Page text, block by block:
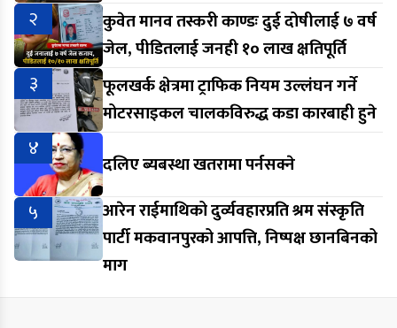
२
कुवेत मानव तस्करी काण्डः दुई दोषीलाई ७ वर्ष
जेल, पीडितलाई जनही १० लाख क्षतिपूर्ति
३
फूलखर्क क्षेत्रमा ट्राफिक नियम उल्लंघन गर्ने
मोटरसाइकल चालकविरुद्ध कडा कारबाही हुने
४
दलिए ब्यबस्था खतरामा पर्नसक्ने
५
आरेन राईमाथिको दुर्व्यवहारप्रति श्रम संस्कृति
पार्टी मकवानपुरको आपत्ति, निष्पक्ष छानबिनको
माग